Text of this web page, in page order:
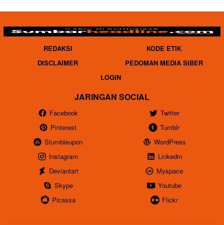
REDAKSI
KODE ETIK
DISCLAIMER
PEDOMAN MEDIA SIBER
LOGIN
JARINGAN SOCIAL
Facebook
Twitter
Pinterest
Tumblr
Stumbleupon
WordPress
Instagram
Linkedin
Deviantart
Myspace
Skype
Youtube
Picassa
Flickr